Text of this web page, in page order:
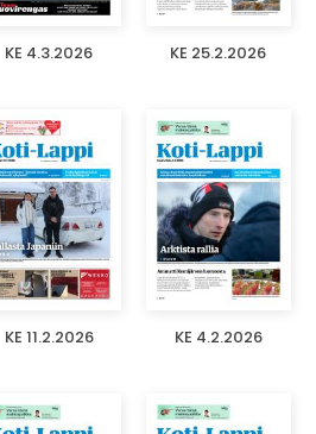
KE 4.3.2026 KE 25.2.2026
KE 11.2.2026 KE 4.2.2026